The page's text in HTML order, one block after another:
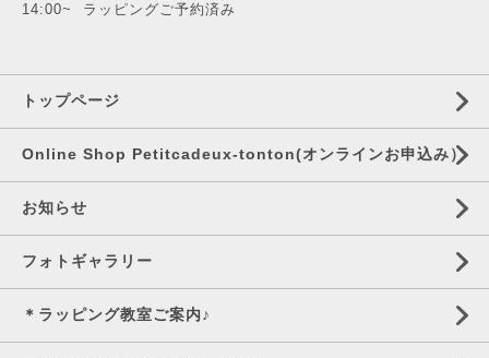
14:00~ ラッピングご予約済み
トップページ
Online Shop Petitcadeux-tonton(オンラインお申込み）
お知らせ
フォトギャラリー
＊ラッピング教室ご案内♪